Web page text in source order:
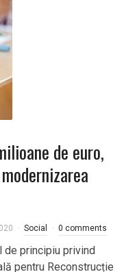
de euro,
Social 0 comments
de principiu privind
pentru Reconstrucție